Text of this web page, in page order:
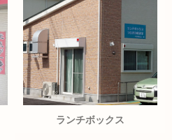
ランチボックス